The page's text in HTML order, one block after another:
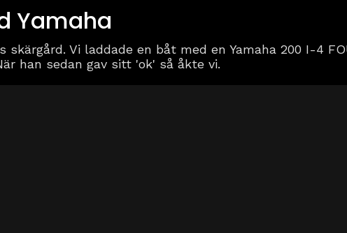
Yamaha
Vi laddade en båt med en Yamaha 200 I-4
han sedan gav sitt 'ok' så åkte vi.